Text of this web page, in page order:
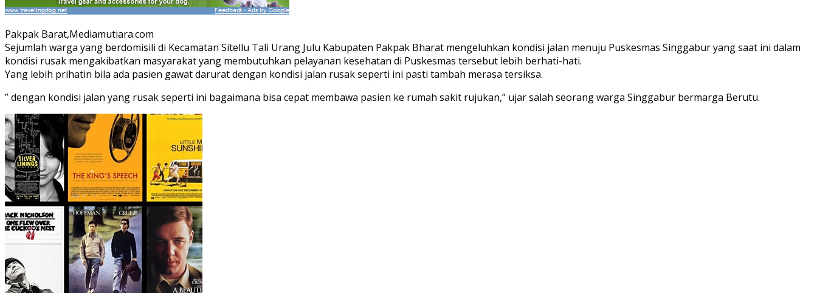
Pakpak Barat,Mediamutiara.com
Sejumlah warga yang berdomisili di Kecamatan Sitellu Tali Urang Julu Kabupaten Pakpak Bharat mengeluhkan kondisi jalan menuju Puskesmas Singgabur yang saat ini dalam
kondisi rusak mengakibatkan masyarakat yang membutuhkan pelayanan kesehatan di Puskesmas tersebut lebih berhati-hati.
Yang lebih prihatin bila ada pasien gawat darurat dengan kondisi jalan rusak seperti ini pasti tambah merasa tersiksa.
” dengan kondisi jalan yang rusak seperti ini bagaimana bisa cepat membawa pasien ke rumah sakit rujukan,” ujar salah seorang warga Singgabur bermarga Berutu.